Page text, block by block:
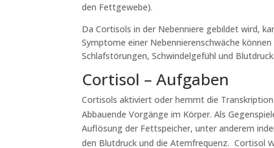
den Fettgewebe).
Da Cortisols in der Nebenniere gebildet wird,
Symptome einer Nebennierenschwäche
Schlafstörungen, Schwindelgefühl und
Cortisol – Aufgaben
Cortisols aktiviert oder hemmt die
Abbauende Vorgänge im Körper. Als
Auflösung der Fettspeicher, unter anderem
den Blutdruck und die Atemfrequenz. Cortisol